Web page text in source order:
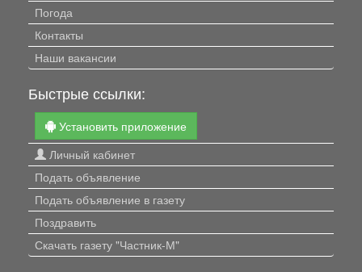
Погода
Контакты
Наши вакансии
Быстрые ссылки:
Установить приложение
Личный кабинет
Подать объявление
Подать объявление в газету
Поздравить
Скачать газету "Частник-М"